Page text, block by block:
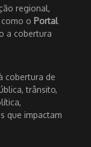
regional,
o Portal
a cobertura
cobertura de
trânsito,
que impactam